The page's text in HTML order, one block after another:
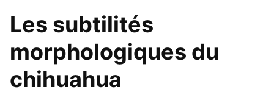
Les subtilités
morphologiques du
chihuahua